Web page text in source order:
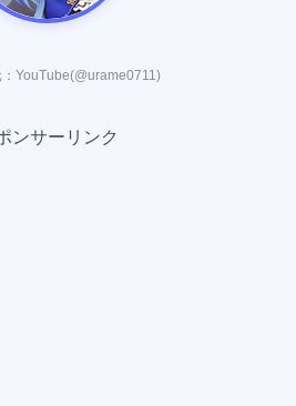
YouTube(@urame0711)
ンサーリンク